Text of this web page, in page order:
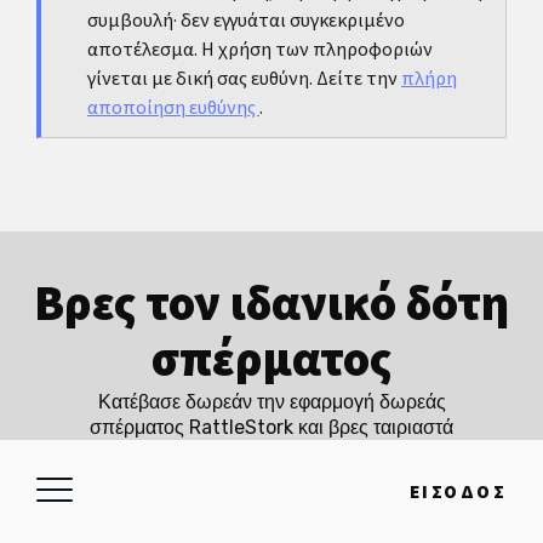
ΕΊΣΟΔΟΣ
συμβουλή· δεν εγγυάται συγκεκριμένο
αποτέλεσμα. Η χρήση των πληροφοριών
γίνεται με δική σας ευθύνη. Δείτε τηνπλήρη
αποποίηση ευθύνης.
Βρες τον ιδανικό δότη
σπέρματος
Κατέβασε δωρεάν την εφαρμογή δωρεάς
σπέρματος RattleStork και βρες ταιριαστά